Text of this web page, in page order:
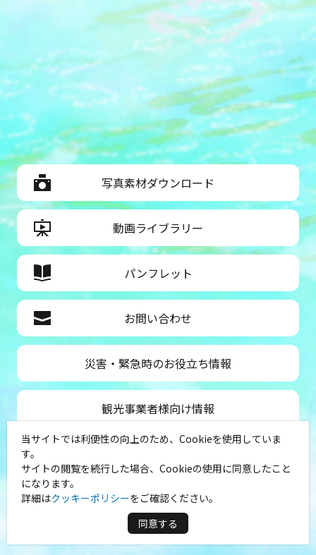
写真素材ダウンロード
動画ライブラリー
パンフレット
お問い合わせ
災害・緊急時のお役立ち情報
観光事業者様向け情報
公益社団法人神奈川県観光協会
〒231-8521
神奈川県横浜市中区山下町１
（シルクセンター内）
当サイトでは利便性の向上のため、Cookieを使用していま
す。
サイトの閲覧を続行した場合、Cookieの使用に同意したこと
になります。
詳細はクッキーポリシーをご確認ください。
同意する